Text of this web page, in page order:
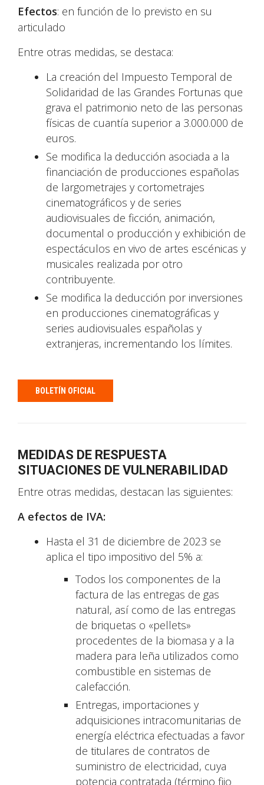
Efectos: en función de lo previsto en su
articulado
Entre otras medidas, se destaca:
La creación del Impuesto Temporal de
Solidaridad de las Grandes Fortunas que
grava el patrimonio neto de las personas
físicas de cuantía superior a 3.000.000 de
euros.
Se modifica la deducción asociada a la
financiación de producciones españolas
de largometrajes y cortometrajes
cinematográficos y de series
audiovisuales de ficción, animación,
documental o producción y exhibición de
espectáculos en vivo de artes escénicas y
musicales realizada por otro
contribuyente.
Se modifica la deducción por inversiones
en producciones cinematográficas y
series audiovisuales españolas y
extranjeras, incrementando los límites.
BOLETÍN OFICIAL
MEDIDAS DE RESPUESTA
SITUACIONES DE VULNERABILIDAD
Entre otras medidas, destacan las siguientes:
A efectos de IVA:
Hasta el 31 de diciembre de 2023 se
aplica el tipo impositivo del 5% a:
Todos los componentes de la
factura de las entregas de gas
natural, así como de las entregas
de briquetas o «pellets»
procedentes de la biomasa y a la
madera para leña utilizados como
combustible en sistemas de
calefacción.
Entregas, importaciones y
adquisiciones intracomunitarias de
energía eléctrica efectuadas a favor
de titulares de contratos de
suministro de electricidad, cuya
potencia contratada (término fijo